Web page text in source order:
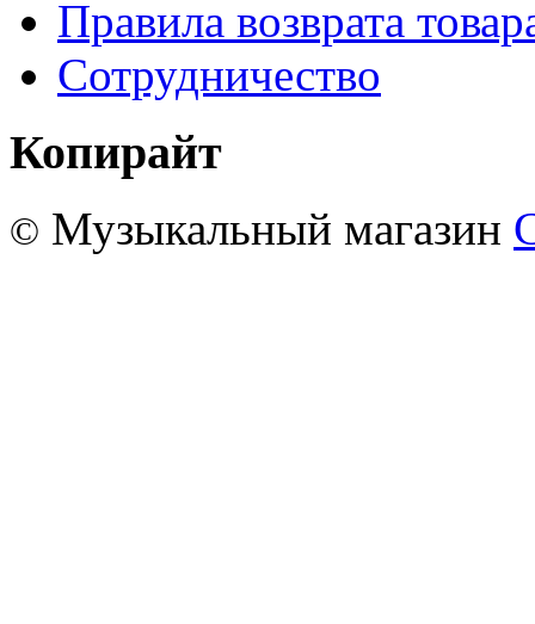
Правила возврата
Сотрудничество
Копирайт
© Музыкальный магазин